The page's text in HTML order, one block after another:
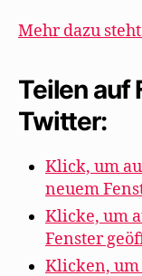
Mehr dazu
Teilen auf
Twitter:
Klick, um
neuem
Klicke, um
Fenster
Klicken,